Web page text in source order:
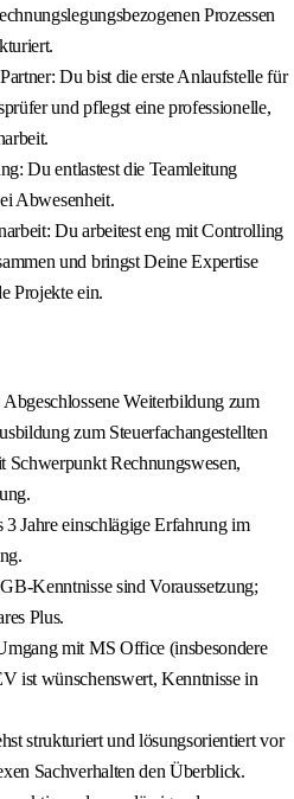
Prozessen
Du bist die erste Anlaufstelle für
und pflegst eine professionelle,
Du entlastest die Teamleitung
Abwesenheit.
Du arbeitest eng mit Controlling
und bringst Deine Expertise
Projekte ein.
Weiterbildung zum
zum Steuerfachangestellten
Rechnungswesen,
Jahre einschlägige Erfahrung im
Kenntnisse sind Voraussetzung;
Plus.
mit MS Office (insbesondere
ist wünschenswert, Kenntnisse in
strukturiert und lösungsorientiert vor
Sachverhalten den Überblick.